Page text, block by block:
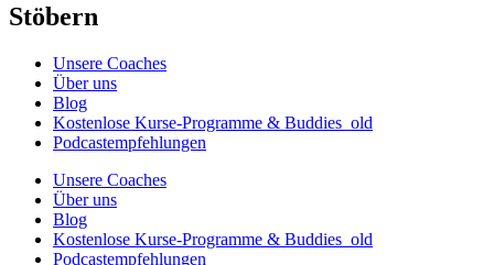
Stöbern
Unsere Coaches
Über uns
Blog
Kostenlose Kurse-Programme & Buddies_old
Podcastempfehlungen
Unsere Coaches
Über uns
Blog
Kostenlose Kurse-Programme & Buddies_old
Podcastempfehlungen